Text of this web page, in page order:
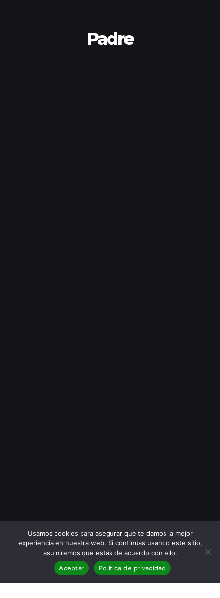
Padre
Usamos cookies para asegurar que te damos la mejor
experiencia en nuestra web. Si continúas usando este sitio,
asumiremos que estás de acuerdo con ello.
Aceptar
Política de privacidad